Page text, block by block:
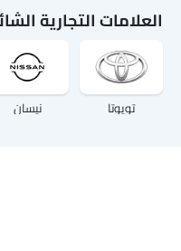
العلامات التجارية
تويوتا نيسان